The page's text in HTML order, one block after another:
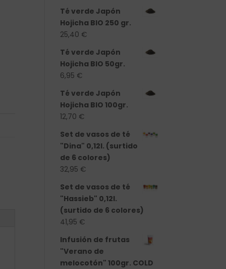
Té verde Japón
Hojicha BIO 250 gr.
25,40 €
Té verde Japón
Hojicha BIO 50gr.
6,95 €
Té verde Japón
Hojicha BIO 100gr.
12,70 €
Set de vasos de té
"Dina" 0,12l. (surtido
de 6 colores)
32,95 €
Set de vasos de té
"Hassieb" 0,12l.
(surtido de 6 colores)
41,95 €
Infusión de frutas
"Verano de
melocotón" 100gr. COLD